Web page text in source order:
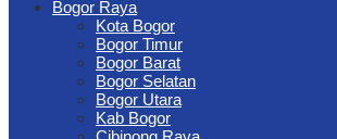
Bogor Raya
Kota Bogor
Bogor Timur
Bogor Barat
Bogor Selatan
Bogor Utara
Kab Bogor